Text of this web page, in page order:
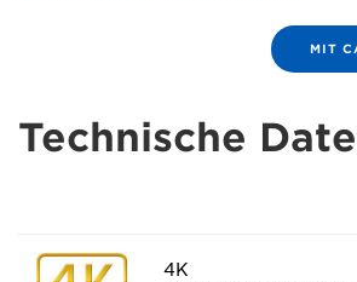
MIT
Technische
4K